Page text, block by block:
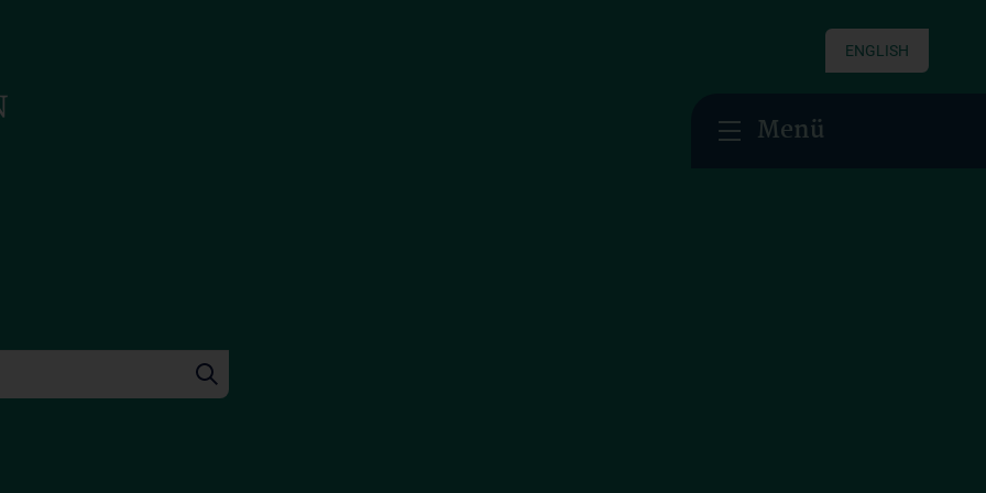
ENGLISH
Menü